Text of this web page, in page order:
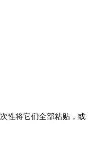
性将它们全部粘贴，或